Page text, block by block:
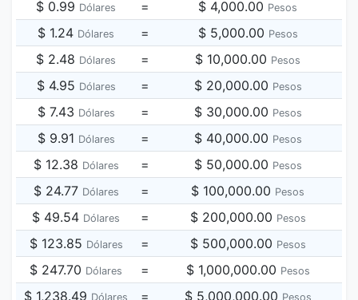
$ 0.99 Dólares = $ 4,000.00 Pesos
$ 1.24 Dólares = $ 5,000.00 Pesos
$ 2.48 Dólares = $ 10,000.00 Pesos
$ 4.95 Dólares = $ 20,000.00 Pesos
$ 7.43 Dólares = $ 30,000.00 Pesos
$ 9.91 Dólares = $ 40,000.00 Pesos
$ 12.38 Dólares = $ 50,000.00 Pesos
$ 24.77 Dólares = $ 100,000.00 Pesos
$ 49.54 Dólares = $ 200,000.00 Pesos
$ 123.85 Dólares = $ 500,000.00 Pesos
$ 247.70 Dólares = $ 1,000,000.00 Pesos
$ 1,238.49 Dólares = $ 5,000,000.00 Pesos